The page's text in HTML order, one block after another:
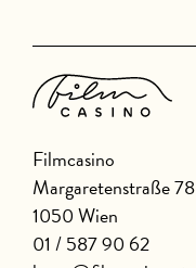
Filmcasino
Margaretenstraße 78
1050 Wien
01 / 587 90 62